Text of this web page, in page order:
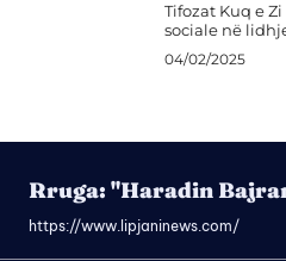
Tifozat Kuq e
sociale në
04/02/2025
Rruga: "Haradin
https://www.lipjaninews.com/